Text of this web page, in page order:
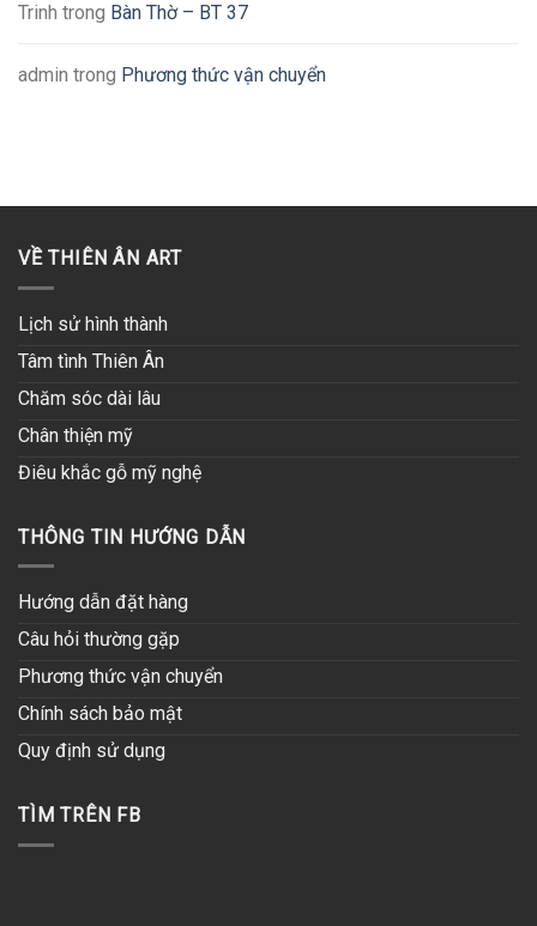
Trinh trong Bàn Thờ – BT 37
admin trong Phương thức vận chuyển
VỀ THIÊN ÂN ART
Lịch sử hình thành
Tâm tình Thiên Ân
Chăm sóc dài lâu
Chân thiện mỹ
Điêu khắc gỗ mỹ nghệ
THÔNG TIN HƯỚNG DẪN
Hướng dẫn đặt hàng
Câu hỏi thường gặp
Phương thức vận chuyển
Chính sách bảo mật
Quy định sử dụng
TÌM TRÊN FB